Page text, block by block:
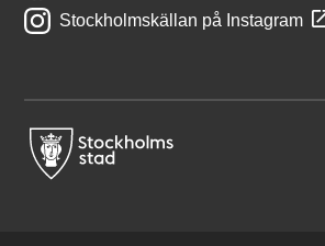
Stockholmskällan på Instagram